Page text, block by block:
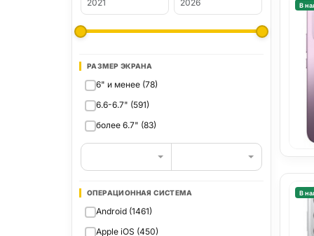
РАЗМЕР ЭКРАНА
6" и менее (78)
6.6-6.7" (591)
более 6.7" (83)
ОПЕРАЦИОННАЯ СИСТЕМА
Android (1461)
Apple iOS (450)
В
В